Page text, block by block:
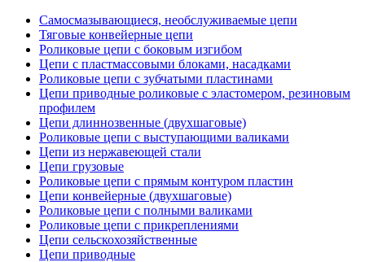
Самосмазывающиеся, необслуживаемые цепи
Тяговые конвейерные цепи
Роликовые цепи с боковым изгибом
Цепи с пластмассовыми блоками, насадками
Роликовые цепи с зубчатыми пластинами
Цепи приводные роликовые с эластомером, резиновым
профилем
Цепи длиннозвенные (двухшаговые)
Роликовые цепи с выступающими валиками
Цепи из нержавеющей стали
Цепи грузовые
Роликовые цепи с прямым контуром пластин
Цепи конвейерные (двухшаговые)
Роликовые цепи с полными валиками
Роликовые цепи с прикреплениями
Цепи сельскохозяйственные
Цепи приводные